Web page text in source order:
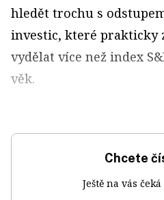
hledět trochu s
investic, které prakticky
vydělat více než index
věk.
Chcete
Ještě na vás